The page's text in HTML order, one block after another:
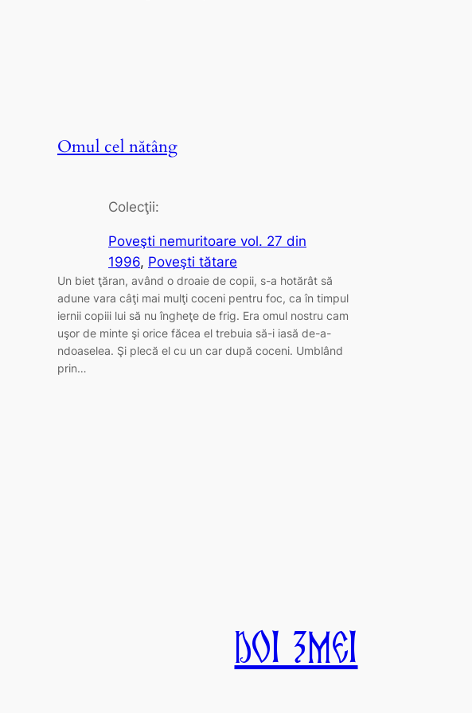
Omul cel nătâng
Colecţii:
Poveşti nemuritoare vol. 27 din
1996, Poveşti tătare
Un biet ţăran, având o droaie de copii, s-a hotărât să
adune vara câţi mai mulţi coceni pentru foc, ca în timpul
iernii copiii lui să nu îngheţe de frig. Era omul nostru cam
uşor de minte şi orice făcea el trebuia să-i iasă de-a-
ndoaselea. Şi plecă el cu un car după coceni. Umblând
prin…
Doi Zmei